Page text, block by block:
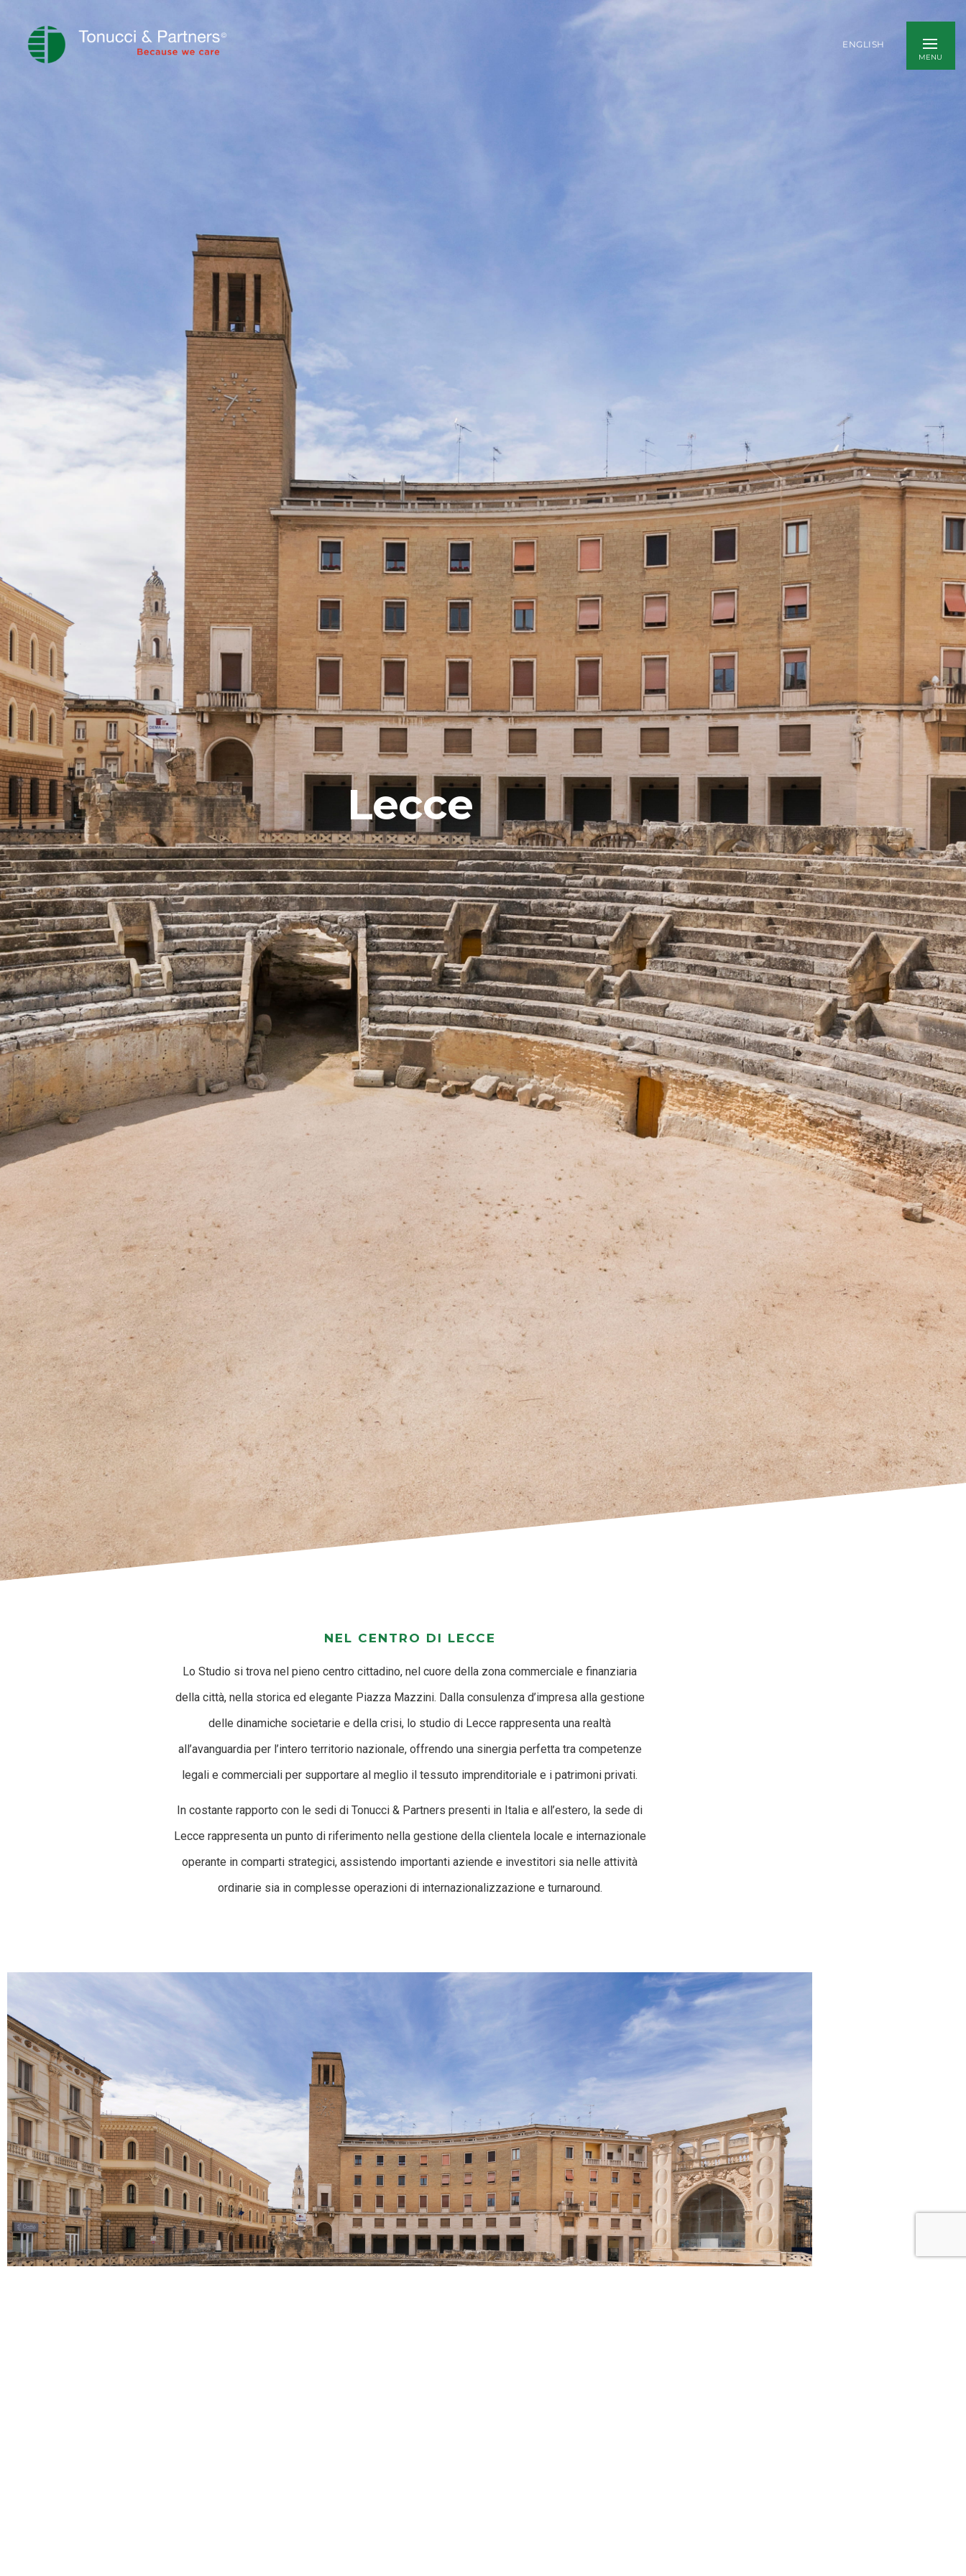
ENGLISH
Lecce
NEL CENTRO DI LECCE
Lo Studio si trova nel pieno centro cittadino, nel cuore della zona commerciale e finanziaria
della città, nella storica ed elegante Piazza Mazzini. Dalla consulenza d’impresa alla gestione
delle dinamiche societarie e della crisi, lo studio di Lecce rappresenta una realtà
all’avanguardia per l’intero territorio nazionale, offrendo una sinergia perfetta tra competenze
legali e commerciali per supportare al meglio il tessuto imprenditoriale e i patrimoni privati.
In costante rapporto con le sedi di Tonucci & Partners presenti in Italia e all’estero, la sede di
Lecce rappresenta un punto di riferimento nella gestione della clientela locale e internazionale
operante in comparti strategici, assistendo importanti aziende e investitori sia nelle attività
ordinarie sia in complesse operazioni di internazionalizzazione e turnaround.